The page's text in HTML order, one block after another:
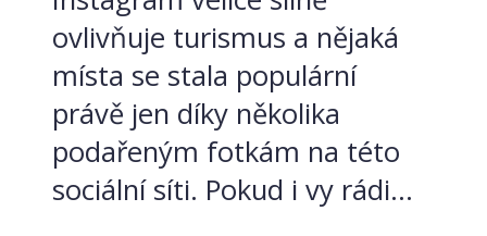
ovlivňuje turismus a nějaká
místa se stala populární
právě jen díky několika
podařeným fotkám na této
sociální síti. Pokud i vy rádi...